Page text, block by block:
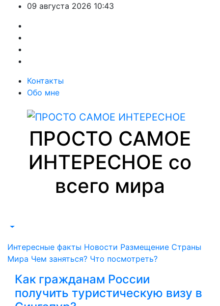
Перейти
содержимому
09 августа 2026 10:43
Контакты
Обо мне
ПРОСТО САМОЕ
ИНТЕРЕСНОЕ со
всего мира
Интересные факты Новости Размещение Страны
Мира Чем заняться? Что посмотреть?
Как гражданам России
получить туристическую визу в